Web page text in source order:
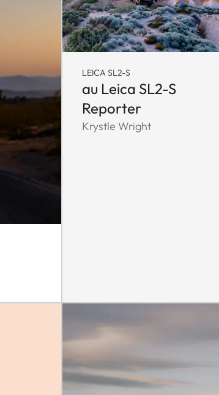
LEICA SL2-S
au Leica SL2-S
Reporter
Krystle Wright